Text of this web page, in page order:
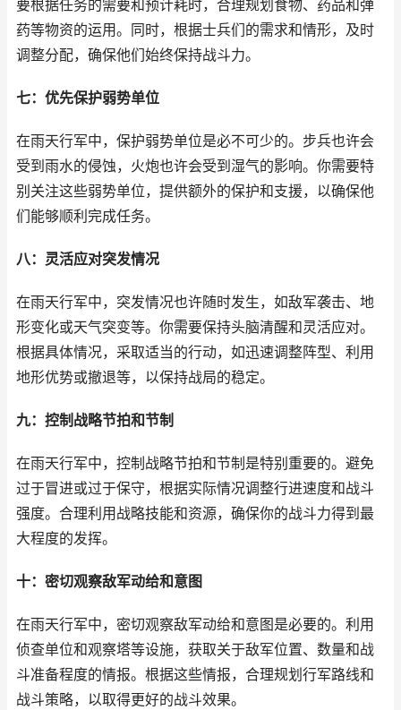
要根据任务的需要和预计耗时，合理规划食物、药品和弹
药等物资的运用。同时，根据士兵们的需求和情形，及时
调整分配，确保他们始终保持战斗力。
七：优先保护弱势单位
在雨天行军中，保护弱势单位是必不可少的。步兵也许会
受到雨水的侵蚀，火炮也许会受到湿气的影响。你需要特
别关注这些弱势单位，提供额外的保护和支援，以确保他
们能够顺利完成任务。
八：灵活应对突发情况
在雨天行军中，突发情况也许随时发生，如敌军袭击、地
形变化或天气突变等。你需要保持头脑清醒和灵活应对。
根据具体情况，采取适当的行动，如迅速调整阵型、利用
地形优势或撤退等，以保持战局的稳定。
九：控制战略节拍和节制
在雨天行军中，控制战略节拍和节制是特别重要的。避免
过于冒进或过于保守，根据实际情况调整行进速度和战斗
强度。合理利用战略技能和资源，确保你的战斗力得到最
大程度的发挥。
十：密切观察敌军动给和意图
在雨天行军中，密切观察敌军动给和意图是必要的。利用
侦查单位和观察塔等设施，获取关于敌军位置、数量和战
斗准备程度的情报。根据这些情报，合理规划行军路线和
战斗策略，以取得更好的战斗效果。